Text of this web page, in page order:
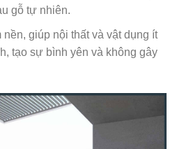
gỗ tự nhiên.
nền, giúp nội thất và vật dụng ít
tạo sự bình yên và không gây